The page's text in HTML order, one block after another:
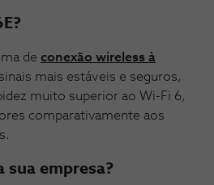
de conexão wireless à
mais estáveis e seguros,
muito superior ao Wi-Fi 6,
comparativamente aos
sua empresa?